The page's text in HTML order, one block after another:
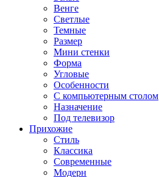
Венге
Светлые
Темные
Размер
Мини стенки
Форма
Угловые
Особенности
С компьютерным столом
Назначение
Под телевизор
Прихожие
Стиль
Классика
Современные
Модерн